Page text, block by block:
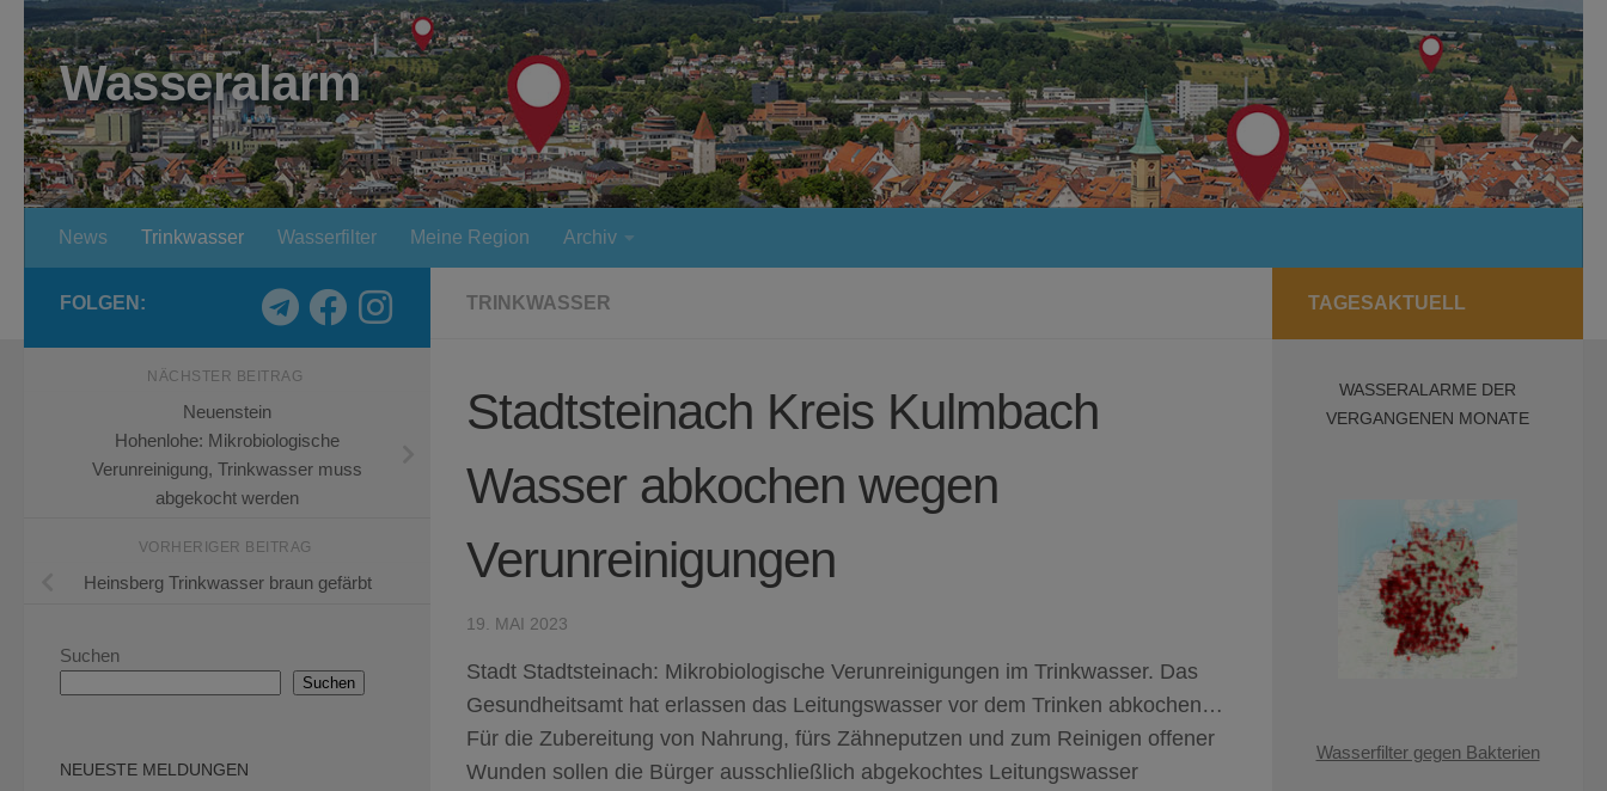
Zum Inhalt springen
Wasseralarm
News Trinkwasser Wasserfilter Meine Region Archiv
TRINKWASSER
Stadtsteinach Kreis Kulmbach
Wasser abkochen wegen
Verunreinigungen
19. MAI 2023
Stadt Stadtsteinach: Mikrobiologische Verunreinigungen im Trinkwasser. Das
Gesundheitsamt hat erlassen das Leitungswasser vor dem Trinken abkochen…
Für die Zubereitung von Nahrung, fürs Zähneputzen und zum Reinigen offener
Wunden sollen die Bürger ausschließlich abgekochtes Leitungswasser
FOLGEN:
NÄCHSTER BEITRAG
Neuenstein
Hohenlohe: Mikrobiologische
Verunreinigung, Trinkwasser muss
abgekocht werden
VORHERIGER BEITRAG
Heinsberg Trinkwasser braun gefärbt
Suchen
Suchen
NEUESTE MELDUNGEN
TAGESAKTUELL
WASSERALARME DER
VERGANGENEN MONATE
Wasserfilter gegen Bakterien